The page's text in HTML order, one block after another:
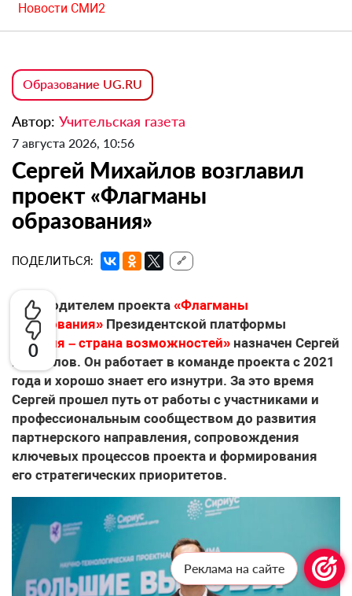
0
Новости СМИ2
Образование UG.RU
Автор: Учительская газета
7 августа 2026, 10:56
Сергей Михайлов возглавил
проект «Флагманы
образования»
ПОДЕЛИТЬСЯ: 🔗
Руководителем проекта «Флагманы
образования» Президентской платформы
«Россия – страна возможностей» назначен Сергей
Михайлов. Он работает в команде проекта с 2021
года и хорошо знает его изнутри. За это время
Сергей прошел путь от работы с участниками и
профессиональным сообществом до развития
партнерского направления, сопровождения
ключевых процессов проекта и формирования
его стратегических приоритетов.
Реклама на сайте